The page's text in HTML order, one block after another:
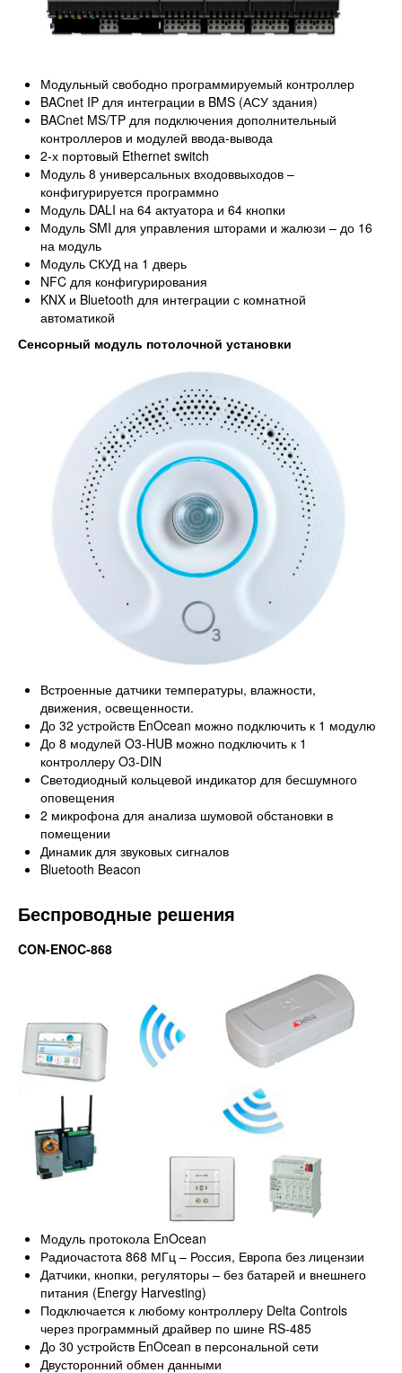
Модульный свободно программируемый контроллер
BACnet IP для интеграции в BMS (АСУ здания)
BACnet MS/TP для подключения дополнительный
контроллеров и модулей ввода-вывода
2-х портовый Ethernet switch
Модуль 8 универсальных входоввыходов –
конфигурируется программно
Модуль DALI на 64 актуатора и 64 кнопки
Модуль SMI для управления шторами и жалюзи – до 16
на модуль
Модуль СКУД на 1 дверь
NFC для конфигурирования
KNX и Bluetooth для интеграции с комнатной
автоматикой
Сенсорный модуль потолочной установки
Встроенные датчики температуры, влажности,
движения, освещенности.
До 32 устройств EnOcean можно подключить к 1 модулю
До 8 модулей O3-HUB можно подключить к 1
контроллеру O3-DIN
Светодиодный кольцевой индикатор для бесшумного
оповещения
2 микрофона для анализа шумовой обстановки в
помещении
Динамик для звуковых сигналов
Bluetooth Beacon
Беспроводные решения
CON-ENOC-868
Модуль протокола EnOcean
Радиочастота 868 МГц – Россия, Европа без лицензии
Датчики, кнопки, регуляторы – без батарей и внешнего
питания (Energy Harvesting)
Подключается к любому контроллеру Delta Controls
через программный драйвер по шине RS-485
До 30 устройств EnOcean в персональной сети
Двусторонний обмен данными